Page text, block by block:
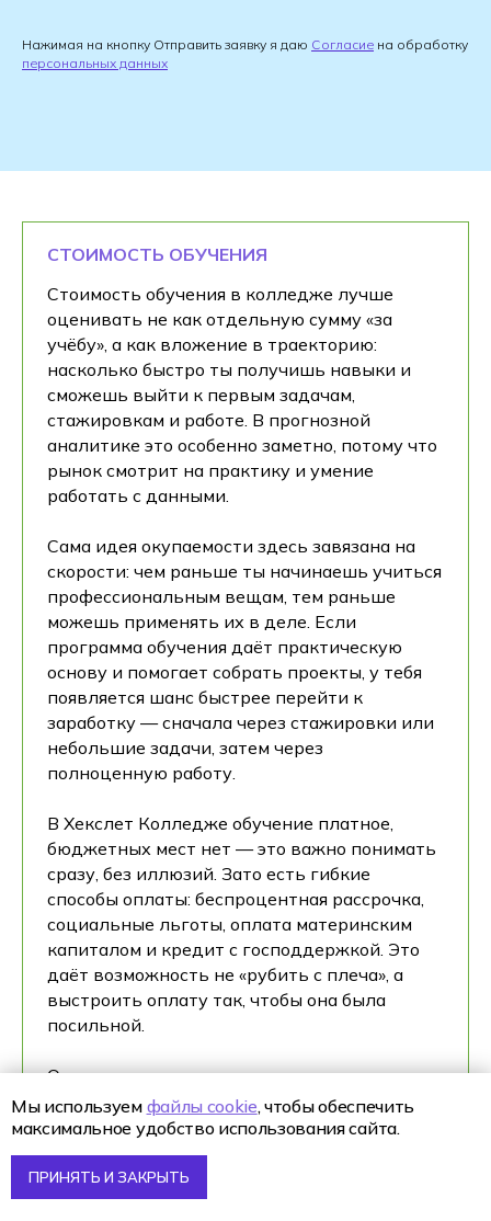
Нажимая на кнопку Отправить заявку я даю Согласие на обработку
персональных данных
СТОИМОСТЬ ОБУЧЕНИЯ
Стоимость обучения в колледже лучше
оценивать не как отдельную сумму «за
учёбу», а как вложение в траекторию:
насколько быстро ты получишь навыки и
сможешь выйти к первым задачам,
стажировкам и работе. В прогнозной
аналитике это особенно заметно, потому что
рынок смотрит на практику и умение
работать с данными.
Сама идея окупаемости здесь завязана на
скорости: чем раньше ты начинаешь учиться
профессиональным вещам, тем раньше
можешь применять их в деле. Если
программа обучения даёт практическую
основу и помогает собрать проекты, у тебя
появляется шанс быстрее перейти к
заработку — сначала через стажировки или
небольшие задачи, затем через
полноценную работу.
В Хекслет Колледже обучение платное,
бюджетных мест нет — это важно понимать
сразу, без иллюзий. Зато есть гибкие
способы оплаты: беспроцентная рассрочка,
социальные льготы, оплата материнским
капиталом и кредит с господдержкой. Это
даёт возможность не «рубить с плеча», а
выстроить оплату так, чтобы она была
посильной.
Отдельно важно понимать, что ты
оплачиваешь не просто «занятия по
расписанию». Ты платишь за
образовательную программу по аналитике,
которая формирует нужные навыки, за
практическую часть, за проекты, за среду и
Мы используем файлы cookie, чтобы обеспечить
максимальное удобство использования сайта.
ПРИНЯТЬ И ЗАКРЫТЬ